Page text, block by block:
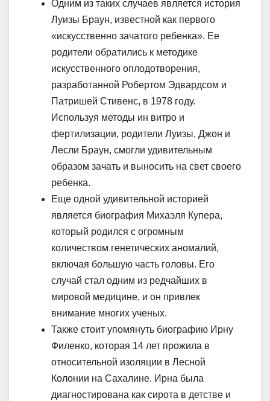
Одним из таких случаев является история
Луизы Браун, известной как первого
«искусственно зачатого ребенка». Ее
родители обратились к методике
искусственного оплодотворения,
разработанной Робертом Эдвардсом и
Патришей Стивенс, в 1978 году.
Используя методы ин витро и
фертилизации, родители Луизы, Джон и
Лесли Браун, смогли удивительным
образом зачать и выносить на свет своего
ребенка.
Еще одной удивительной историей
является биография Михаэля Купера,
который родился с огромным
количеством генетических аномалий,
включая большую часть головы. Его
случай стал одним из редчайших в
мировой медицине, и он привлек
внимание многих ученых.
Также стоит упомянуть биографию Ирну
Филенко, которая 14 лет прожила в
относительной изоляции в Лесной
Колонии на Сахалине. Ирна была
диагностирована как сирота в детстве и